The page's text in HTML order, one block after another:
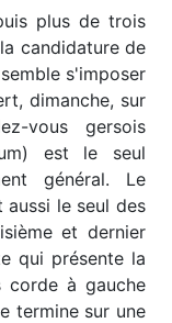
plus de trois
candidature de
s'imposer
dimanche, sur
vous gersois
est le seul
général. Le
le seul des
et dernier
qui présente la
corde à gauche
termine sur une